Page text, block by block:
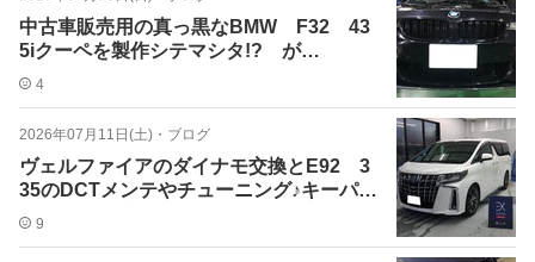
中古車販売用の真っ黒なBMW F32 43
5iクーペを製作シテマシタ!? が…
4
2026年07月11日(土) ・ ブログ
ヴェルファイアのダイナモ交換とE92 3
35のDCTメンテやチューニング♪キーパー
コーティングも
9